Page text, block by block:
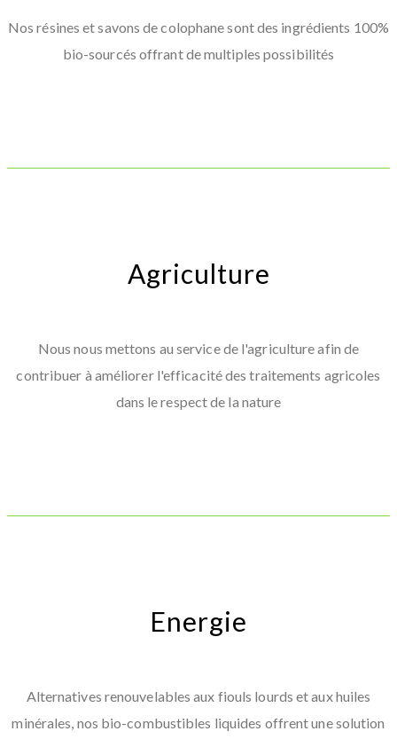
Nos résines et savons de colophane sont des ingrédients 100%
bio-sourcés offrant de multiples possibilités
Agriculture
Nous nous mettons au service de l'agriculture afin de
contribuer à améliorer l'efficacité des traitements agricoles
dans le respect de la nature
Energie
Alternatives renouvelables aux fiouls lourds et aux huiles
minérales, nos bio-combustibles liquides offrent une solution